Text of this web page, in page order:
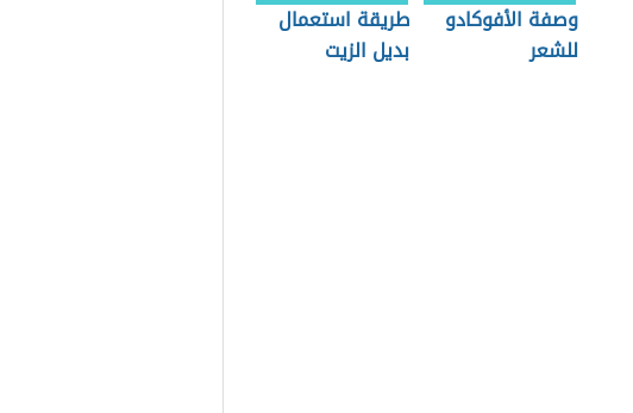
وصفة الأفوكادو
للشعر
طريقة استعمال
بديل الزيت